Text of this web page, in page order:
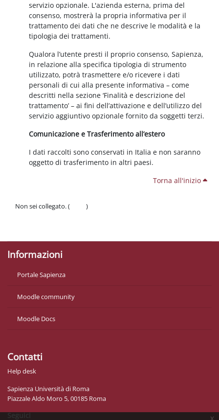
x
servizio opzionale. L'azienda esterna, prima del
consenso, mostrerà la propria informativa per il
trattamento dei dati che ne descrive le modalità e la
tipologia dei trattamenti.
Qualora l’utente presti il proprio consenso, Sapienza,
in relazione alla specifica tipologia di strumento
utilizzato, potrà trasmettere e/o ricevere i dati
personali di cui alla presente informativa – come
descritti nella sezione ‘Finalità e descrizione del
trattamento’ – ai fini dell’attivazione e dell’utilizzo del
servizio aggiuntivo opzionale fornito da soggetti terzi.
Comunicazione e Trasferimento all’estero
I dati raccolti sono conservati in Italia e non saranno
oggetto di trasferimento in altri paesi.
Torna all'inizio
Non sei collegato. (
)
Informazioni
Portale Sapienza
Moodle community
Moodle Docs
Contatti
Help desk
Sapienza Università di Roma
Piazzale Aldo Moro 5, 00185 Roma
Seguici